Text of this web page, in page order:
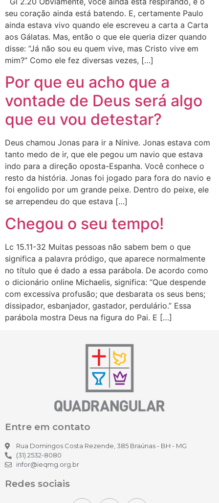
seu coração ainda está batendo. E, certamente Paulo
ainda estava vivo quando ele escreveu a carta a Carta
aos Gálatas. Mas, então o que ele queria dizer quando
disse: ”Já não sou eu quem vive, mas Cristo vive em
mim?” Como ele fez diversas vezes, […]
Por que eu acho que a
vontade de Deus será algo
que eu vou detestar?
Deus chamou Jonas para ir a Nínive. Jonas estava com
tanto medo de ir, que ele pegou um navio que estava
indo para a direção oposta-Espanha. Você conhece o
resto da história. Jonas foi jogado para fora do navio e
foi engolido por um grande peixe. Dentro do peixe, ele
se arrependeu do que estava […]
Chegou o seu tempo!
Lc 15.11-32 Muitas pessoas não sabem bem o que
significa a palavra pródigo, que aparece normalmente
no título que é dado a essa parábola. De acordo como
o dicionário online Michaelis, significa: “Que despende
com excessiva profusão; que desbarata os seus bens;
dissipador, esbanjador, gastador, perdulário.” Essa
parábola mostra Deus na figura do Pai. E […]
Entre em contato
Rua Domingos Costa Rezende, 385 Braúnas - BH - MG
(31) 2532-8080
infor@ieqmg.org.br
Redes sociais